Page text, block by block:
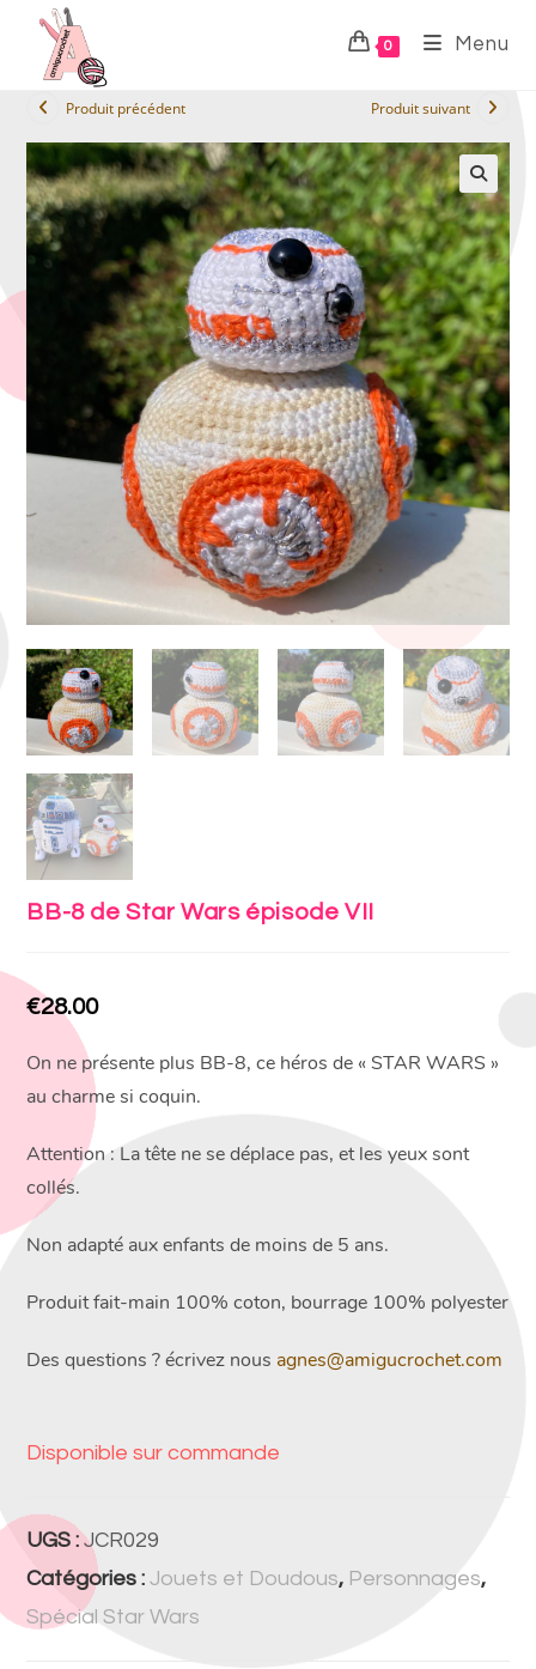
0 Menu
Produit précédent Produit suivant
BB-8 de Star Wars épisode VII
€28.00
On ne présente plus BB-8, ce héros de « STAR WARS »
au charme si coquin.
Attention : La tête ne se déplace pas, et les yeux sont
collés.
Non adapté aux enfants de moins de 5 ans.
Produit fait-main 100% coton, bourrage 100% polyester
Des questions ? écrivez nous agnes@amigucrochet.com
Disponible sur commande
UGS :JCR029
Catégories :Jouets et Doudous, Personnages,
Spécial Star Wars